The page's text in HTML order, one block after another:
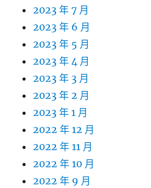
2023 年 7 月
2023 年 6 月
2023 年 5 月
2023 年 4 月
2023 年 3 月
2023 年 2 月
2023 年 1 月
2022 年 12 月
2022 年 11 月
2022 年 10 月
2022 年 9 月